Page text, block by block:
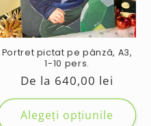
Portret pictat pe pânză, A3,
1-10 pers.
Preț
obișnuit
De la 640,00 lei
Alegeți opțiunile